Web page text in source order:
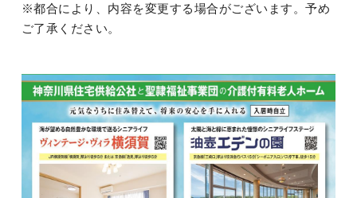
※都合により、内容を変更する場合がございます。予め
ご了承ください。